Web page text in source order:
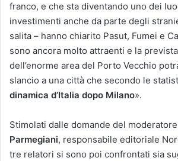
franco, e che sta diventando uno dei
investimenti anche da parte degli
salita – hanno chiarito Pasut, Fumei e
sono ancora molto attraenti e la
dell’enorme area del Porto Vecchio
slancio a una città che secondo le
dinamica d’Italia dopo Milano».
Stimolati dalle domande del moderatore
Parmegiani, responsabile editoriale
tre relatori si sono poi confrontati sia